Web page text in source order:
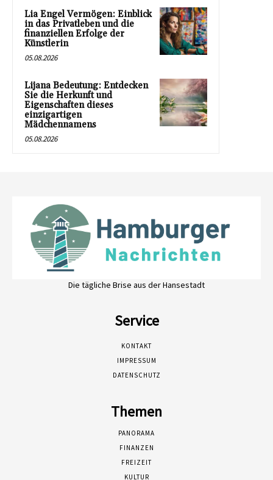
Lia Engel Vermögen: Einblick
in das Privatleben und die
finanziellen Erfolge der
Künstlerin
05.08.2026
Lijana Bedeutung: Entdecken
Sie die Herkunft und
Eigenschaften dieses
einzigartigen
Mädchennamens
05.08.2026
Die tägliche Brise aus der Hansestadt
Service
KONTAKT
IMPRESSUM
DATENSCHUTZ
Themen
PANORAMA
FINANZEN
FREIZEIT
KULTUR